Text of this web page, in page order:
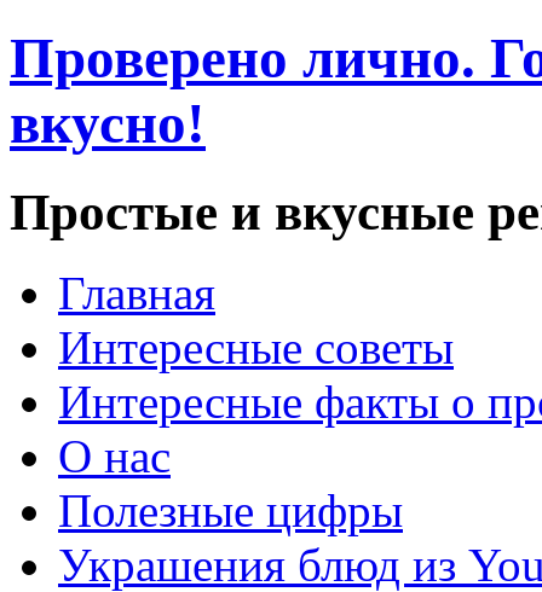
Проверено лично.
вкусно!
Простые и вкусные
Главная
Интересные советы
Интересные факты о
О нас
Полезные цифры
Украшения блюд из